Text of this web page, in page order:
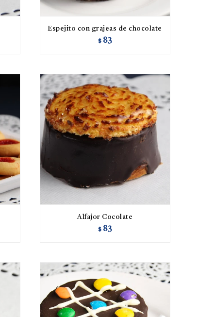
Espejito con grajeas de chocolate
$ 83
Alfajor Cocolate
$ 83